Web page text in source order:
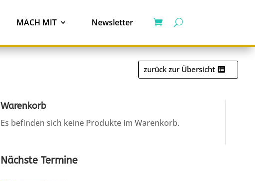
MACH MIT Newsletter
zurück zur Übersicht
Warenkorb
Es befinden sich keine Produkte im Warenkorb.
Nächste Termine